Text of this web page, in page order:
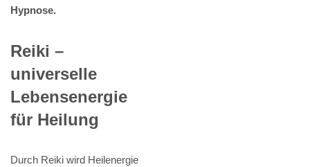
Hypnose.
Reiki –
universelle
Lebensenergie
für Heilung
Durch Reiki wird Heilenergie